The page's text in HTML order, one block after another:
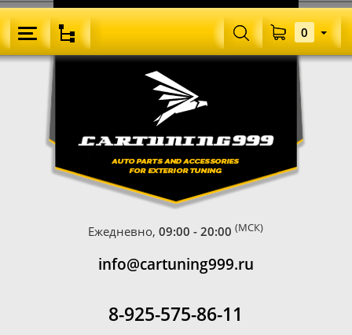
Ежедневно,09:00 - 20:00 (МСК)
info@cartuning999.ru
8-925-575-86-11
0